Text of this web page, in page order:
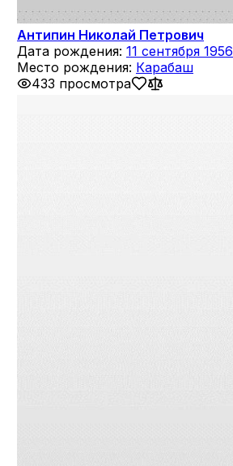
Антипин Николай Петрович
Дата рождения: 11 сентября 1956
Место рождения: Карабаш
433 просмотра